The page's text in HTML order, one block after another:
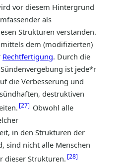
vor diesem Hintergrund
als
Strukturen verstanden.
dem (modifizierten)
Rechtfertigung. Durch die
ist jede*r
die Verbesserung und
destruktiven
27
Obwohl alle
in den Strukturen der
sind nicht alle Menschen
dieser Strukturen. 28